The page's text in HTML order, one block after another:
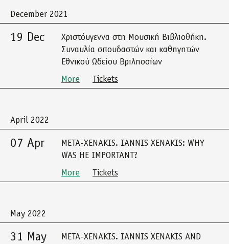
December 2021
19 Dec
Χριστόυγεννα στη Μουσική Βιβλιοθήκη.
Συναυλία σπουδαστών και καθηγητών
Εθνικού Ωδείου Βριλησσίων
More
Tickets
April 2022
07 Apr
META-XENAKIS. IANNIS XENAKIS: WHY
WAS HE IMPORTANT?
More
Tickets
May 2022
31 May
META-XENAKIS. IANNIS XENAKIS AND